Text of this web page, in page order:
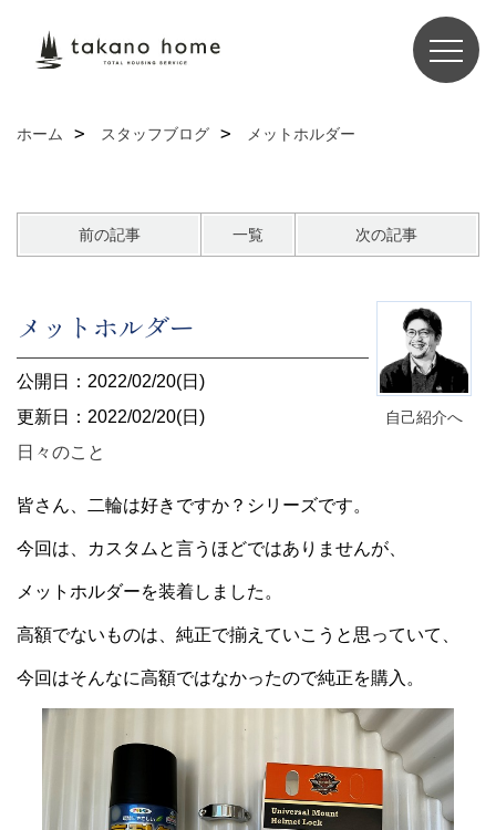
ホーム スタッフブログ メットホルダー
前の記事 一覧 次の記事
自己紹介へ
メットホルダー
公開日：2022/02/20(日)
更新日：2022/02/20(日)
日々のこと
皆さん、二輪は好きですか？シリーズです。
今回は、カスタムと言うほどではありませんが、
メットホルダーを装着しました。
高額でないものは、純正で揃えていこうと思っていて、
今回はそんなに高額ではなかったので純正を購入。